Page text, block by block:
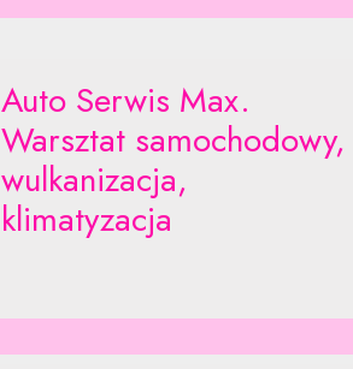
Auto Serwis Max.
Warsztat samochodowy,
wulkanizacja,
klimatyzacja